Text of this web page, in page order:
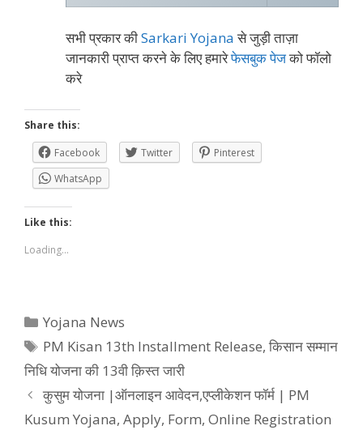
सभी प्रकार कीSarkari Yojanaसे जुड़ी ताज़ा
जानकारी प्राप्त करने के लिए हमारेफेसबुक पेजको फॉलो
करे
Share this:
Facebook
Twitter
Pinterest
WhatsApp
Like this:
Loading...
Categories
Yojana News
Tags
PM Kisan 13th Installment Release,किसान सम्मान
निधि योजना की 13वी क़िस्त जारी
कुसुम योजना |ऑनलाइन आवेदन,एप्लीकेशन फॉर्म | PM
Kusum Yojana, Apply, Form, Online Registration